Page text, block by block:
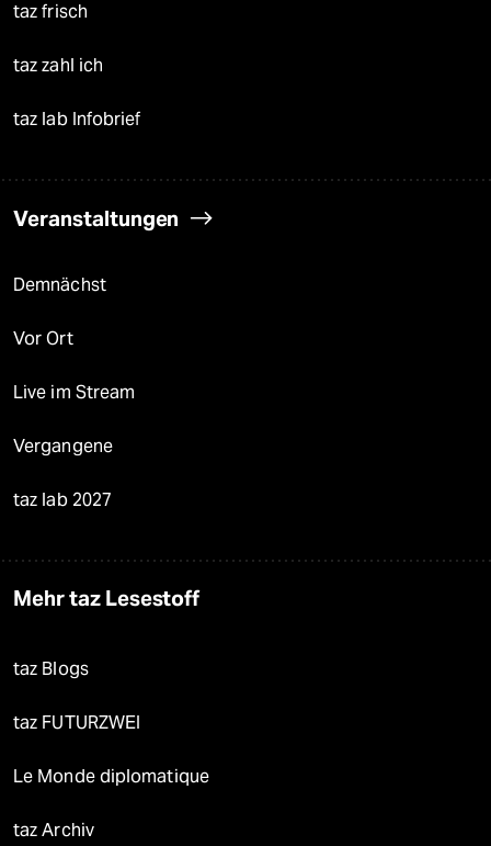
taz frisch
taz zahl ich
taz lab Infobrief
Veranstaltungen
Demnächst
Vor Ort
Live im Stream
Vergangene
taz lab 2027
Mehr taz Lesestoff
taz Blogs
taz FUTURZWEI
Le Monde diplomatique
taz Archiv